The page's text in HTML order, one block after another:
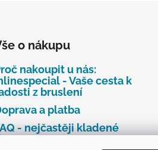
o nákupu
nakoupit u nás:
- Vaše cesta k
z bruslení
a platba
- nejčastěji kladené